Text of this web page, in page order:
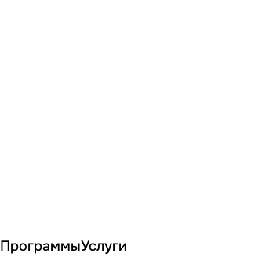
ПрограммыУслуги